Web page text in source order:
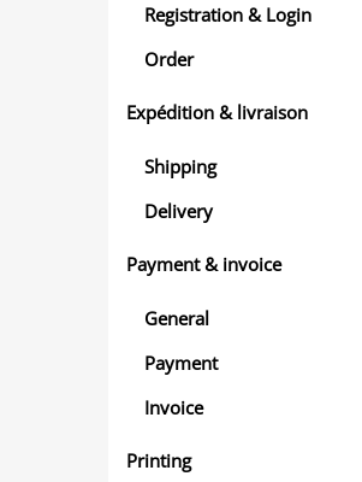
Registration & Login
Order
Expédition & livraison
Shipping
Delivery
Payment & invoice
General
Payment
Invoice
Printing